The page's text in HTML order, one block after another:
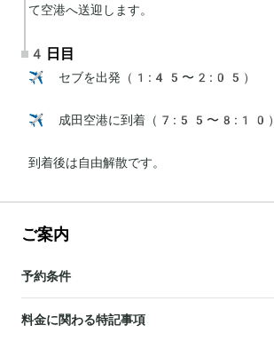
て空港へ送迎します。
4日目
✈️ セブを出発（1:45〜2:05）
✈️ 成田空港に到着（7:55〜8:10）
到着後は自由解散です。
ご案内
予約条件
料金に関わる特記事項